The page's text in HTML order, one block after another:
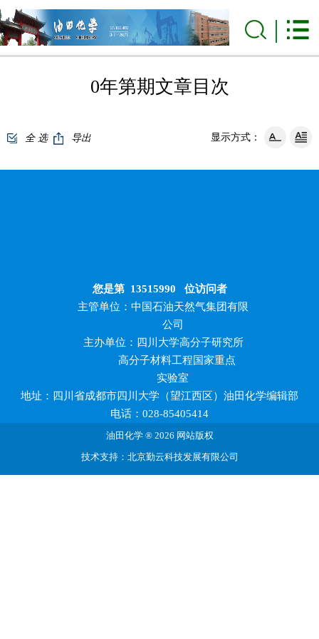
0年第期文章目次
全 选 导出 显示方式：
您是第 13515990 位访问者
主管单位：中国石油天然气集团有限
公司
主办单位：四川大学高分子研究所
高分子材料工程国家重点
实验室
地址：四川省成都市四川大学（望江西区）油田化学编辑部
电话：028-85405414
油田化学 ® 2026 网站版权
技术支持：北京勤云科技发展有限公司